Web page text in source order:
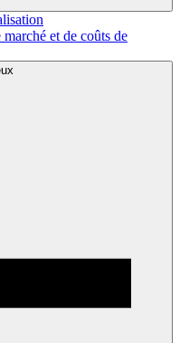
et de coûts de